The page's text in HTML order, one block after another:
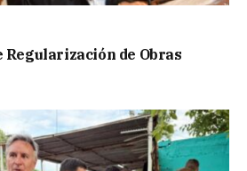
de Obras